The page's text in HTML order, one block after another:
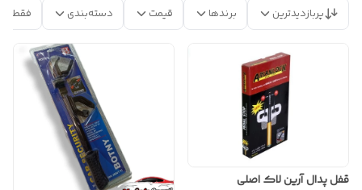
پربازدیدترین برندها قیمت دسته‌بندی فقط
قفل پدال آرین لاک اصلی